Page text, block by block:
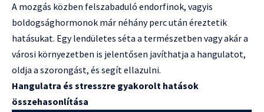
A mozgás közben felszabaduló endorfinok, vagyis
boldogsághormonok már néhány perc után éreztetik
hatásukat. Egy lendületes séta a természetben vagy akár a
városi környezetben is jelentősen javíthatja a hangulatot,
oldja a szorongást, és segít ellazulni.
Hangulatra és stresszre gyakorolt hatások
összehasonlítása